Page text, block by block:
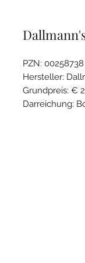
PZN: 00258738
Hersteller:
Grundpreis: €
Darreichung: